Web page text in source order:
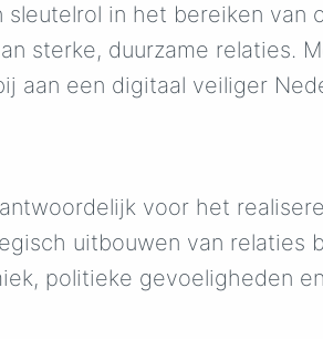
in het bereiken van
sterke, duurzame relaties.
aan een digitaal veiliger
voor het
uitbouwen van relaties
politieke gevoeligheden